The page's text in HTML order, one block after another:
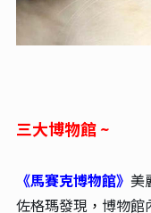
三大博物館 ~
《馬賽克博物館》 美
佐格瑪發現 ， 博物館